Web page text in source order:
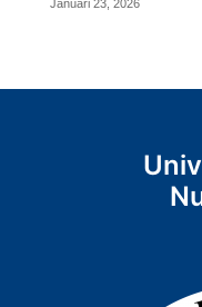
Januari 23, 2026